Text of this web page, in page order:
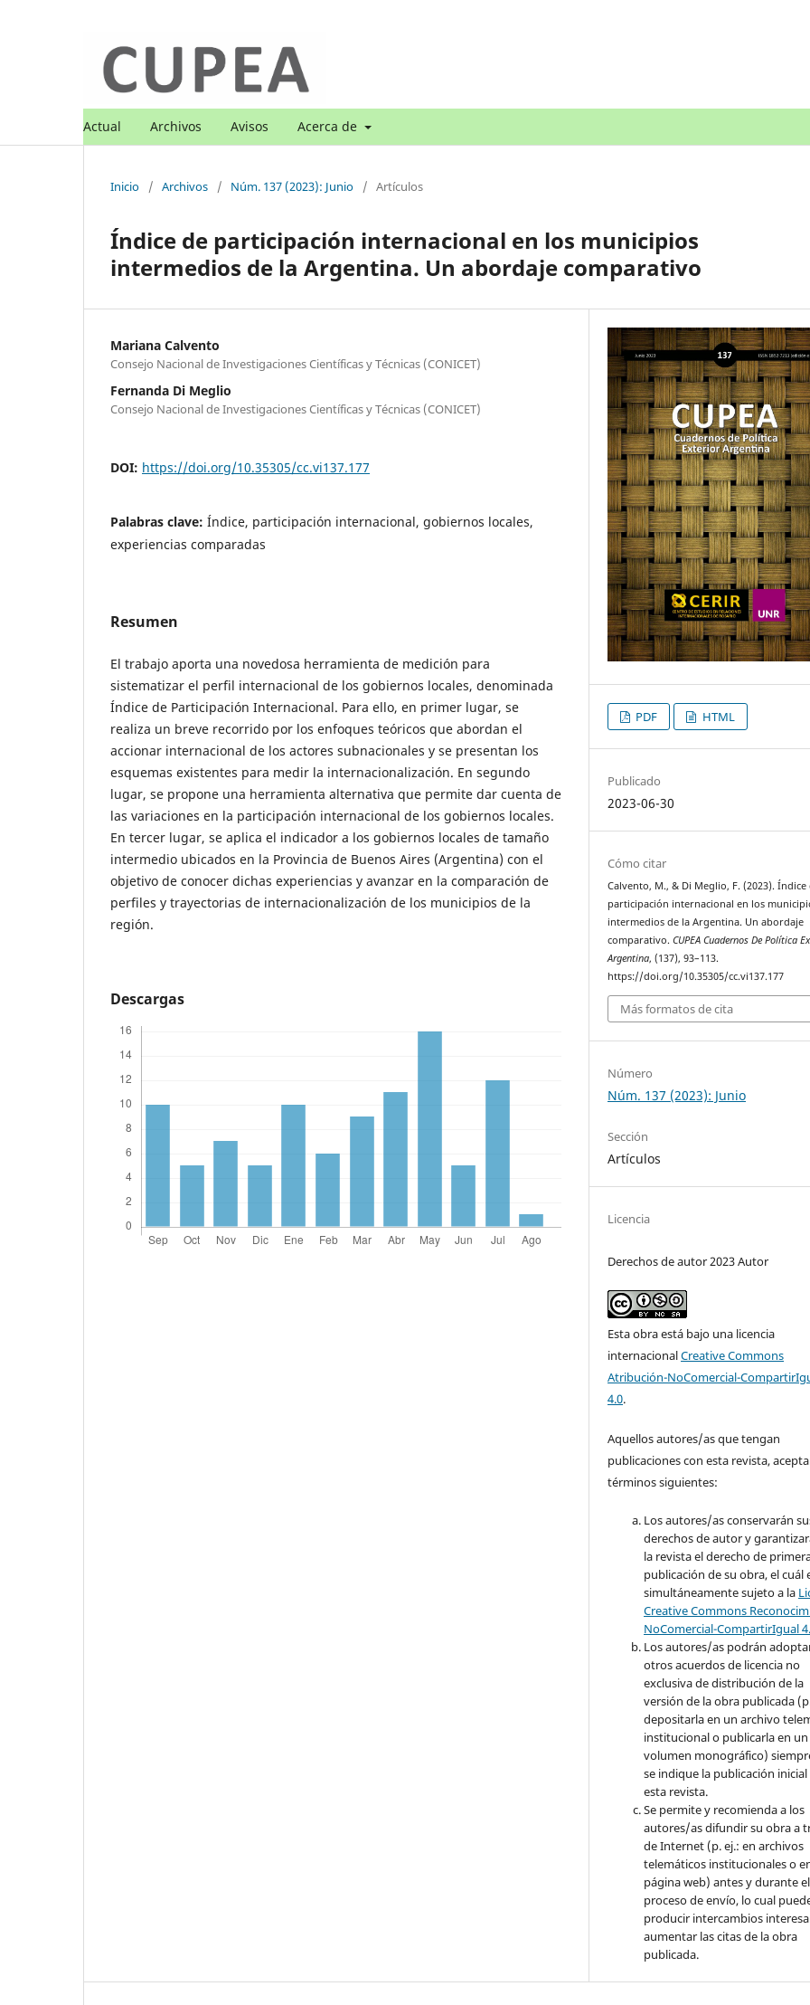
Actual Archivos Avisos Acerca de
Inicio / Archivos / Núm. 137 (2023): Junio / Artículos
Índice de participación internacional en los municipios
intermedios de la Argentina. Un abordaje comparativo
Mariana Calvento
Consejo Nacional de Investigaciones Científicas y Técnicas (CONICET)
Fernanda Di Meglio
Consejo Nacional de Investigaciones Científicas y Técnicas (CONICET)
DOI: https://doi.org/10.35305/cc.vi137.177
Palabras clave: Índice, participación internacional, gobiernos locales,
experiencias comparadas
Resumen
El trabajo aporta una novedosa herramienta de medición para
sistematizar el perfil internacional de los gobiernos locales, denominada
Índice de Participación Internacional. Para ello, en primer lugar, se
realiza un breve recorrido por los enfoques teóricos que abordan el
accionar internacional de los actores subnacionales y se presentan los
esquemas existentes para medir la internacionalización. En segundo
lugar, se propone una herramienta alternativa que permite dar cuenta de
las variaciones en la participación internacional de los gobiernos locales.
En tercer lugar, se aplica el indicador a los gobiernos locales de tamaño
intermedio ubicados en la Provincia de Buenos Aires (Argentina) con el
objetivo de conocer dichas experiencias y avanzar en la comparación de
perfiles y trayectorias de internacionalización de los municipios de la
región.
Descargas
PDF HTML
Publicado
2023-06-30
Cómo citar
Calvento, M., & Di Meglio, F. (2023). Índice
participación internacional en los
intermedios de la Argentina. Un abordaje
comparativo.CUPEA Cuadernos De Política
Argentina, (137), 93–113.
https://doi.org/10.35305/cc.vi137.177
Más formatos de cita
Número
Núm. 137 (2023): Junio
Sección
Artículos
Licencia
Derechos de autor 2023 Autor
Esta obra está bajo una licencia
internacionalCreative Commons
Atribución-NoComercial-
4.0.
Aquellos autores/as que tengan
publicaciones con esta revista,
términos siguientes:
Los autores/as conservarán
derechos de autor y
la revista el derecho de
publicación de su obra, el cuál
simultáneamente sujeto a la
Creative Commons
NoComercial-CompartirIgual
Los autores/as podrán
otros acuerdos de licencia no
exclusiva de distribución de la
versión de la obra publicada
depositarla en un archivo
institucional o publicarla en un
volumen monográfico)
se indique la publicación inicial
esta revista.
Se permite y recomienda a los
autores/as difundir su obra a
de Internet (p. ej.: en archivos
telemáticos institucionales o
página web) antes y durante el
proceso de envío, lo cual
producir intercambios
aumentar las citas de la obra
publicada.